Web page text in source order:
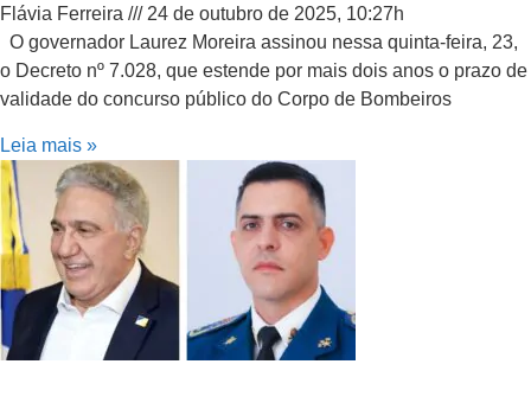
Flávia Ferreira
24 de outubro de 2025, 10:27h
O governador Laurez Moreira assinou nessa quinta-feira, 23,
o Decreto nº 7.028, que estende por mais dois anos o prazo de
validade do concurso público do Corpo de Bombeiros
Leia mais »